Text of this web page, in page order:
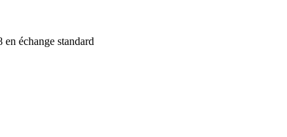
échange standard